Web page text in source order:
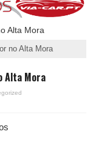
no Alta Mora
Alta Mora